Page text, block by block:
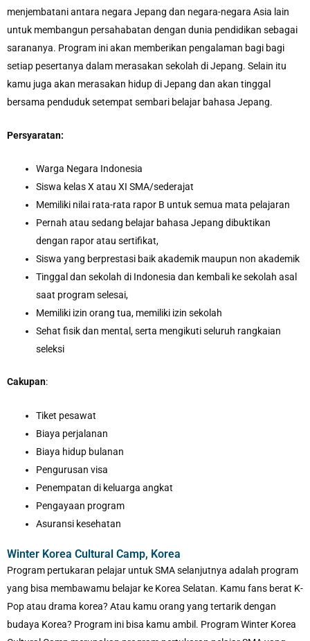
menjembatani antara negara Jepang dan negara-negara Asia lain
untuk membangun persahabatan dengan dunia pendidikan sebagai
sarananya. Program ini akan memberikan pengalaman bagi bagi
setiap pesertanya dalam merasakan sekolah di Jepang. Selain itu
kamu juga akan merasakan hidup di Jepang dan akan tinggal
bersama penduduk setempat sembari belajar bahasa Jepang.
Persyaratan:
Warga Negara Indonesia
Siswa kelas X atau XI SMA/sederajat
Memiliki nilai rata-rata rapor B untuk semua mata pelajaran
Pernah atau sedang belajar bahasa Jepang dibuktikan
dengan rapor atau sertifikat,
Siswa yang berprestasi baik akademik maupun non akademik
Tinggal dan sekolah di Indonesia dan kembali ke sekolah asal
saat program selesai,
Memiliki izin orang tua, memiliki izin sekolah
Sehat fisik dan mental, serta mengikuti seluruh rangkaian
seleksi
Cakupan:
Tiket pesawat
Biaya perjalanan
Biaya hidup bulanan
Pengurusan visa
Penempatan di keluarga angkat
Pengayaan program
Asuransi kesehatan
Winter Korea Cultural Camp, Korea
Program pertukaran pelajar untuk SMA selanjutnya adalah program
yang bisa membawamu belajar ke Korea Selatan. Kamu fans berat K-
Pop atau drama korea? Atau kamu orang yang tertarik dengan
budaya Korea? Program ini bisa kamu ambil. Program Winter Korea